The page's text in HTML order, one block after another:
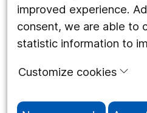
improved experience.
consent, we are able to
statistic information to
Customize cookies
Följ oss
Facebook